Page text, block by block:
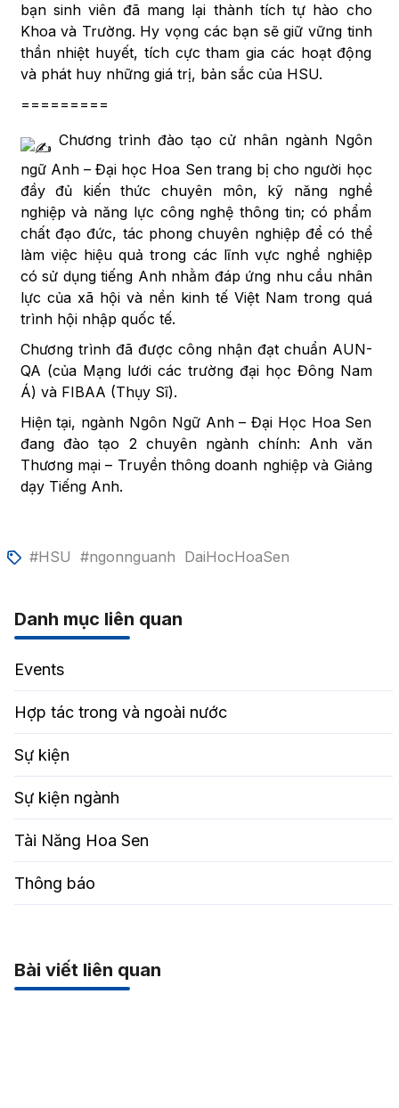
bạn sinh viên đã mang lại thành tích tự hào cho
Khoa và Trường. Hy vọng các bạn sẽ giữ vững tinh
thần nhiệt huyết, tích cực tham gia các hoạt động
và phát huy những giá trị, bản sắc của HSU.
=========
Chương trình đào tạo cử nhân ngành Ngôn
ngữ Anh – Đại học Hoa Sen trang bị cho người học
đầy đủ kiến thức chuyên môn, kỹ năng nghề
nghiệp và năng lực công nghệ thông tin; có phẩm
chất đạo đức, tác phong chuyên nghiệp để có thể
làm việc hiệu quả trong các lĩnh vực nghề nghiệp
có sử dụng tiếng Anh nhằm đáp ứng nhu cầu nhân
lực của xã hội và nền kinh tế Việt Nam trong quá
trình hội nhập quốc tế.
Chương trình đã được công nhận đạt chuẩn AUN-
QA (của Mạng lưới các trường đại học Đông Nam
Á) và FIBAA (Thụy Sĩ).
Hiện tại, ngành Ngôn Ngữ Anh – Đại Học Hoa Sen
đang đào tạo 2 chuyên ngành chính: Anh văn
Thương mại – Truyền thông doanh nghiệp và Giảng
dạy Tiếng Anh.
#HSU #ngonnguanh DaiHocHoaSen
Danh mục liên quan
Events
Hợp tác trong và ngoài nước
Sự kiện
Sự kiện ngành
Tài Năng Hoa Sen
Thông báo
Bài viết liên quan